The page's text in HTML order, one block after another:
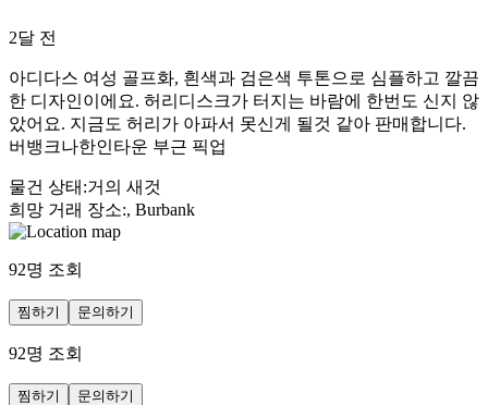
2달 전
아디다스 여성 골프화, 흰색과 검은색 투톤으로 심플하고 깔끔
한 디자인이에요. 허리디스크가 터지는 바람에 한번도 신지 않
았어요. 지금도 허리가 아파서 못신게 될것 같아 판매합니다.
버뱅크나한인타운 부근 픽업
물건 상태 :거의 새것
희망 거래 장소:, Burbank
92명 조회
찜하기 문의하기
92명 조회
찜하기 문의하기